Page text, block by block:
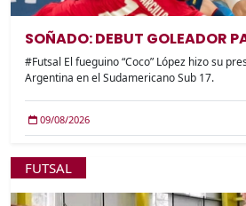
SOÑADO: DEBUT GOLEADOR
#Futsal El fueguino “Coco” López hizo su
Argentina en el Sudamericano Sub 17.
09/08/2026
FUTSAL